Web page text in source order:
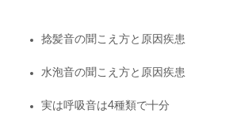
捻髪音の聞こえ方と原因疾患
水泡音の聞こえ方と原因疾患
実は呼吸音は4種類で十分